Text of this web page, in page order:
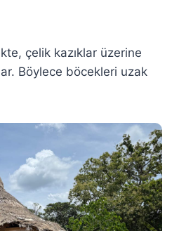
çelik kazıklar üzerine
Böylece böcekleri uzak